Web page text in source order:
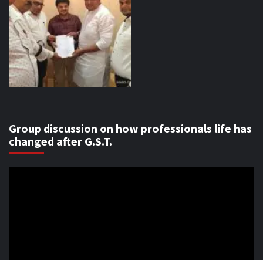
Group discussion on how professionals life has
changed after G.S.T.